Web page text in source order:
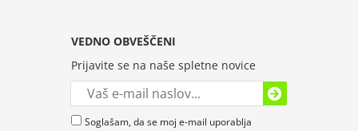
VEDNO OBVEŠČENI
Prijavite se na naše spletne novice
Soglašam, da se moj e-mail uporablja